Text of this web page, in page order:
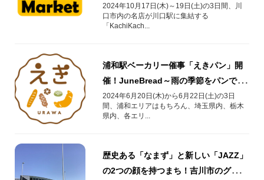
日(木)～19日(土)
2024年10月17日(木)～19日(土)の3日間、川
口市内の名店が川口駅に集結する
「KachiKach...
浦和駅ベーカリー催事「えきパン」開
催！JuneBread～雨の季節をパンで彩
る3日間～
2024年6月20日(木)から6月22日(土)の3日
間、浦和エリアはもちろん、埼玉県内、栃木
県内、各エリ...
歴史ある「なまず」と新しい「JAZZ」
の2つの顔を持つまち！吉川市のグルメ